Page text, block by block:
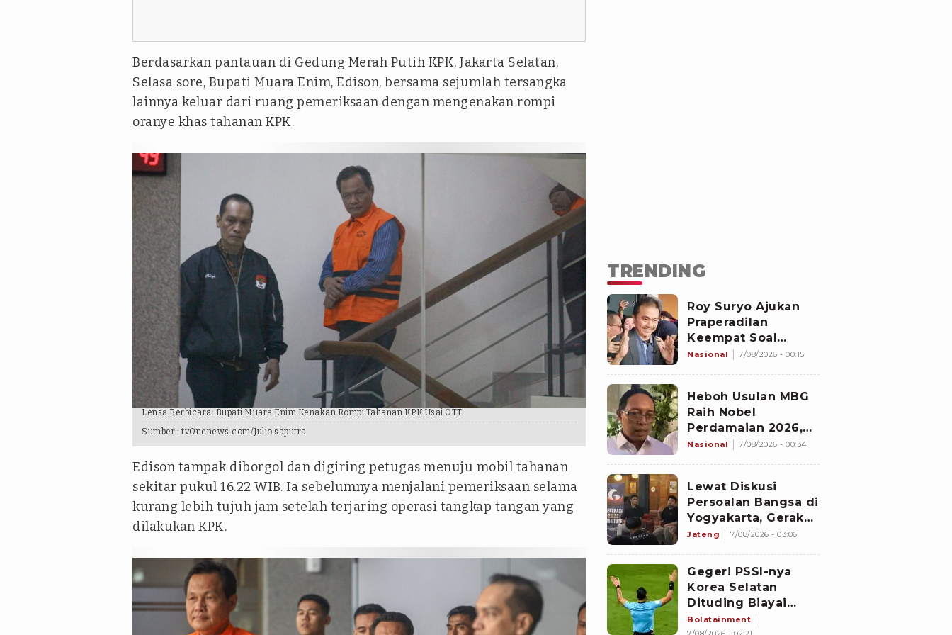
Berdasarkan pantauan di Gedung Merah Putih KPK, Jakarta Selatan,
Selasa sore, Bupati Muara Enim, Edison, bersama sejumlah tersangka
lainnya keluar dari ruang pemeriksaan dengan mengenakan rompi
oranye khas tahanan KPK.
Lensa Berbicara: Bupati Muara Enim Kenakan Rompi Tahanan KPK Usai OTT
Sumber : tvOnenews.com/Julio saputra
Edison tampak diborgol dan digiring petugas menuju mobil tahanan
sekitar pukul 16.22 WIB. Ia sebelumnya menjalani pemeriksaan selama
kurang lebih tujuh jam setelah terjaring operasi tangkap tangan yang
dilakukan KPK.
TRENDING
Roy Suryo Ajukan
Praperadilan
Keempat Soal
Status Cekal
Nasional 7/08/2026 - 00:15
Heboh Usulan MBG
Raih Nobel
Perdamaian 2026,
Istana Akhirnya
Nasional 7/08/2026 - 00:34
Lewat Diskusi
Persoalan Bangsa di
Yogyakarta, Gerakan
Iqra Indonesia
Jateng 7/08/2026 - 03:06
Geger! PSSI-nya
Korea Selatan
Dituding Biayai
Hiburan Seks untuk
Bolatainment